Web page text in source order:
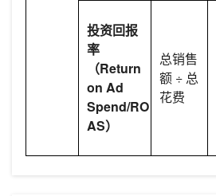
投资回报
率
（Return
on Ad
Spend/RO
AS）
总销售
额 ÷ 总
花费